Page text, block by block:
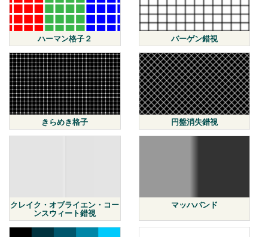
ハーマン格子２ バーゲン錯視
きらめき格子 円盤消失錯視
クレイク・オブライエン・コー
ンスウィート錯視
マッハバンド